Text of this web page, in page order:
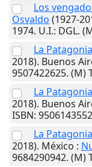
Los
Osvaldo (1927-
1974. U.I.: DGL.
La
2018). Buenos
9507422625. (M)
La
2018). Buenos
ISBN:
La
2018). México :
9684290942. (M)